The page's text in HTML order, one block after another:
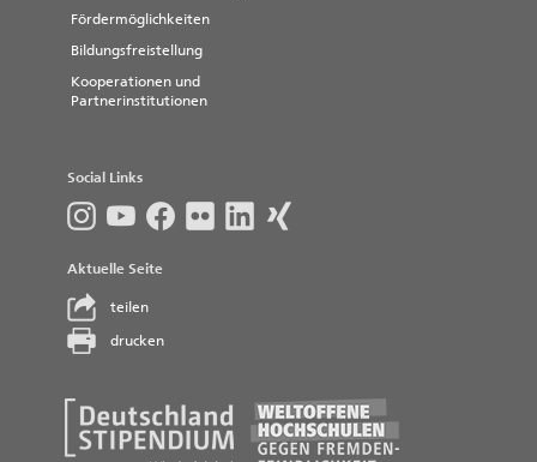
Fördermöglichkeiten
Bildungsfreistellung
Kooperationen und
Partnerinstitutionen
Social Links
Aktuelle Seite
teilen
drucken